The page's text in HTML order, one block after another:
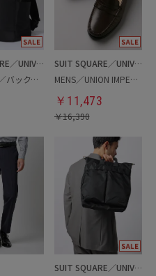
SUIT SQUARE／UNIVERSAL LANGUAGE
最高バッグ／バックパック
SUIT SQUARE／UNIVERSAL LANGUAGE
MENS／UNION IMPERIAL監修／コインローファー
￥ 11,473
￥16,390
SUIT SQUARE／UNIVERSAL LANGUAGE